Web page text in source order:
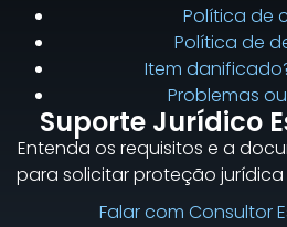
Política de
Política de
Item
Problemas
Suporte Jurídico
Entenda os requisitos e a
para solicitar proteção
Falar com Consultor